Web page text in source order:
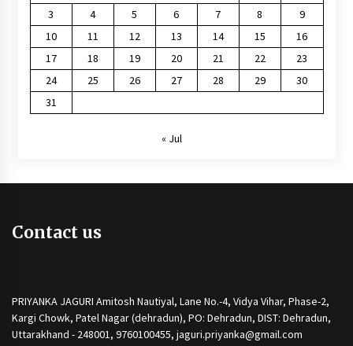
3
4 5 6 7 8
9
10
11 12 13 14 15
16
17
18 19 20 21 22
23
24
25 26 27 28 29
30
31
« Jul
Contact us
PRIYANKA JAGURI Amitosh Nautiyal, Lane No.-4, Vidya Vihar, Phase-2,
Kargi Chowk, Patel Nagar (dehradun), PO: Dehradun, DIST: Dehradun,
Uttarakhand - 248001, 9760100455, jaguri.priyanka@gmail.com